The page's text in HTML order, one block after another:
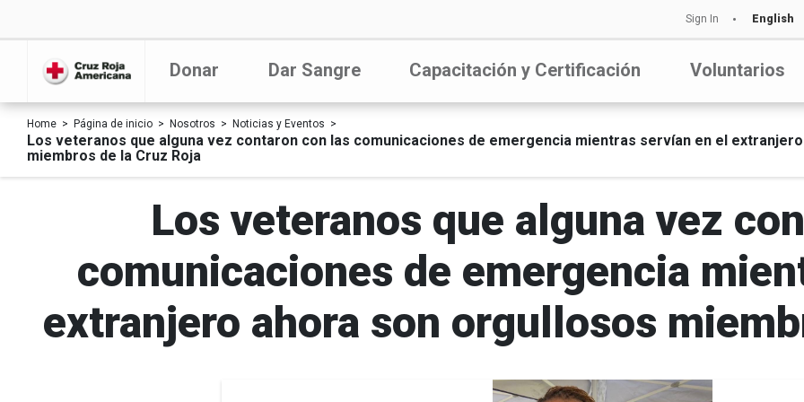
Sign In English
Donar Dar Sangre Capacitación y Certificación Voluntarios
Home Página de inicio Nosotros Noticias y Eventos
Los veteranos que alguna vez contaron con las comunicaciones de emergencia mientras servían en el
miembros de la Cruz Roja
Los veteranos que alguna vez
comunicaciones de emergencia
extranjero ahora son orgullosos